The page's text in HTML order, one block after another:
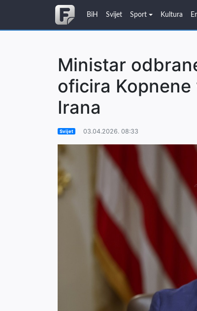
BiH Svijet Sport Kultura
Ministar
oficira
Irana
Svijet 03.04.2026. 08:33